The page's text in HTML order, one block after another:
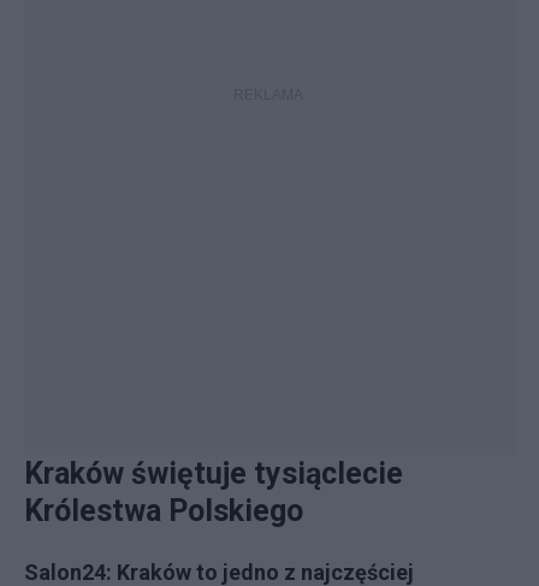
Kraków świętuje tysiąclecie
Królestwa Polskiego
Salon24: Kraków to jedno z najczęściej